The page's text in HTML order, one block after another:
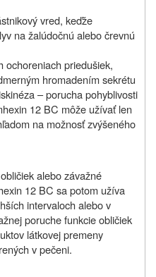
vred, keďže
na žalúdočnú alebo črevnú
ochoreniach priedušiek,
hromadením sekrétu
– porucha pohyblivosti
12 BC môže užívať len
na možnosť zvýšeného
alebo závažné
12 BC sa potom užíva
intervaloch alebo v
poruche funkcie obličiek
látkovej premeny
v pečeni.